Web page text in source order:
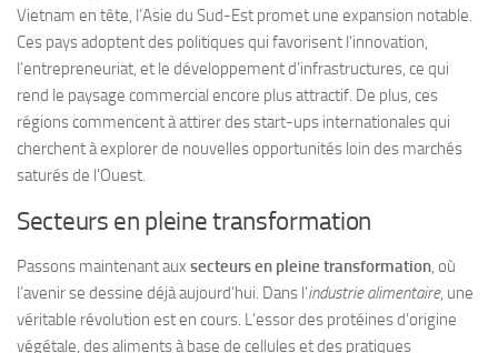
Vietnam en tête, l’Asie du Sud-Est promet une expansion notable.
Ces pays adoptent des politiques qui favorisent l’innovation,
l’entrepreneuriat, et le développement d’infrastructures, ce qui
rend le paysage commercial encore plus attractif. De plus, ces
régions commencent à attirer des start-ups internationales qui
cherchent à explorer de nouvelles opportunités loin des marchés
saturés de l’Ouest.
Secteurs en pleine transformation
Passons maintenant aux secteurs en pleine transformation, où
l’avenir se dessine déjà aujourd’hui. Dans l’industrie alimentaire, une
véritable révolution est en cours. L’essor des protéines d’origine
végétale, des aliments à base de cellules et des pratiques